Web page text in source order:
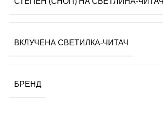
ВКЛУЧЕНА СВЕТИЛКА-ЧИТАЧ
БРЕНД